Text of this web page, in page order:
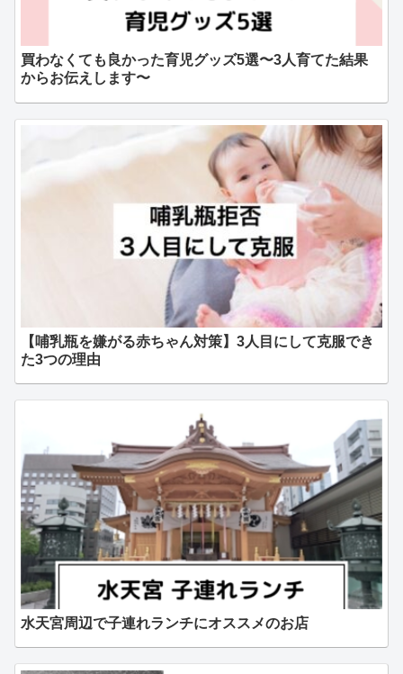
買わなくても良かった育児グッズ5選〜3人育てた結果
からお伝えします〜
【哺乳瓶を嫌がる赤ちゃん対策】3人目にして克服でき
た3つの理由
水天宮周辺で子連れランチにオススメのお店